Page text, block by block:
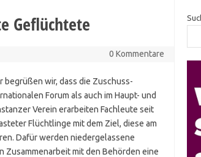
Geflüchtete
0 Kommentare
wir, dass die Zuschuss-
Forum als auch im Haupt- und
Verein erarbeiten Fachleute seit
Flüchtlinge mit dem Ziel, diese am
Dafür werden niedergelassene
mit den Behörden eine